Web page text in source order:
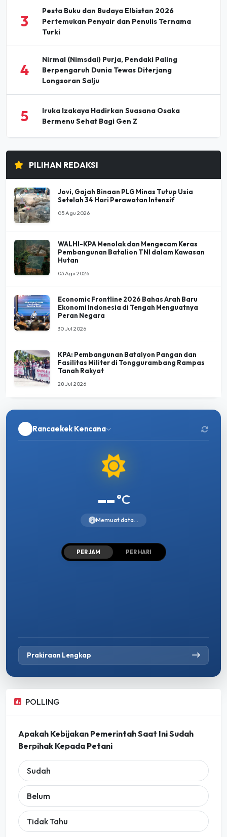
3
Pesta Buku dan Budaya Elbistan 2026
Pertemukan Penyair dan Penulis Ternama
Turki
4
Nirmal (Nimsdai) Purja, Pendaki Paling
Berpengaruh Dunia Tewas Diterjang
Longsoran Salju
5
Iruka Izakaya Hadirkan Suasana Osaka
Bermenu Sehat Bagi Gen Z
PILIHAN REDAKSI
Jovi, Gajah Binaan PLG Minas Tutup Usia
Setelah 34 Hari Perawatan Intensif
05 Agu 2026
WALHI-KPA Menolak dan Mengecam Keras
Pembangunan Batalion TNI dalam Kawasan
Hutan
03 Agu 2026
Economic Frontline 2026 Bahas Arah Baru
Ekonomi Indonesia di Tengah Menguatnya
Peran Negara
30 Jul 2026
KPA: Pembangunan Batalyon Pangan dan
Fasilitas Militer di Tonggurambang Rampas
Tanah Rakyat
28 Jul 2026
Rancaekek Kencana
--°C
Memuat data...
PER JAM PER HARI
Prakiraan Lengkap
POLLING
Apakah Kebijakan Pemerintah Saat Ini Sudah
Berpihak Kepada Petani
Sudah
Belum
Tidak Tahu